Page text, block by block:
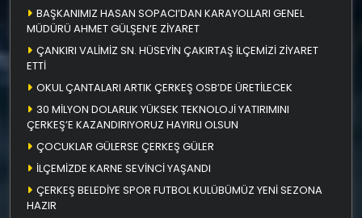
BAŞKANIMIZ HASAN SOPACI’DAN KARAYOLLARI GENEL
MÜDÜRÜ AHMET GÜLŞEN’E ZİYARET
ÇANKIRI VALİMİZ SN. HÜSEYİN ÇAKIRTAŞ İLÇEMİZİ ZİYARET
ETTİ
OKUL ÇANTALARI ARTIK ÇERKEŞ OSB’DE ÜRETİLECEK
30 MİLYON DOLARLIK YÜKSEK TEKNOLOJİ YATIRIMINI
ÇERKEŞ’E KAZANDIRIYORUZ HAYIRLI OLSUN
ÇOCUKLAR GÜLERSE ÇERKEŞ GÜLER
İLÇEMİZDE KARNE SEVİNCİ YAŞANDI
ÇERKEŞ BELEDİYE SPOR FUTBOL KULÜBÜMÜZ YENİ SEZONA
HAZIR